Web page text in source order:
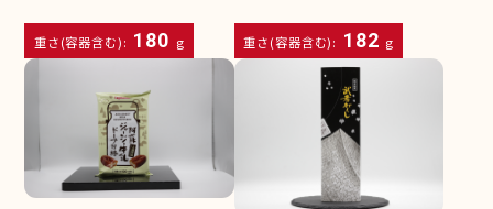
重さ(容器含む): 180 g 重さ(容器含む): 182 g